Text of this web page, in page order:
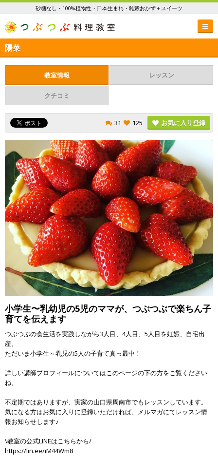
砂糖なし・100%植物性・日本生まれ・雑穀おかず＋スイーツ
陽菜
教室情報 レッスン
クチコミ
31 125 お気に入り登録
小学生〜乳幼児の5児のママが、つぶつぶで楽ちん子
育てを伝えます
つぶつぶの食生活を実践しながら3人目、4人目、5人目を妊娠、自宅出
産。
ただいま小学生～乳児の5人の子育て真っ最中！
詳しい講師プロフィールについてはこのページの下の方をご覧ください
ね。
不定期ではありますが、実家の山口県周南市でもレッスンしています。
気になる方はお気に入りに登録いただければ、メルマガにてレッスン情
報お知らせします♪
\教室の公式LINEはこちらから/
https://lin.ee/iM44Wm8